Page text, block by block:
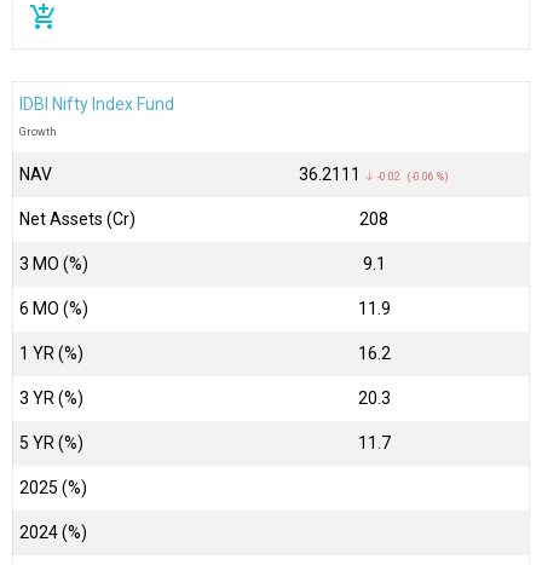
add_shopping_cart
IDBI Nifty Index Fund
Growth
NAV ₹36.2111 ↓ -0.02 (-0.06 %)
Net Assets (Cr) ₹208
3 MO (%) 9.1
6 MO (%) 11.9
1 YR (%) 16.2
3 YR (%) 20.3
5 YR (%) 11.7
2025 (%)
2024 (%)